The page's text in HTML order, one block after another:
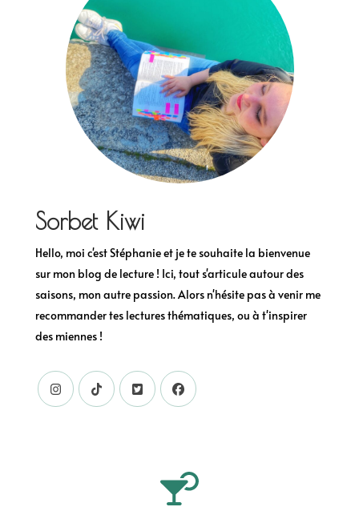
Sorbet Kiwi
Hello, moi c'est Stéphanie et je te souhaite la bienvenue
sur mon blog de lecture ! Ici, tout s'articule autour des
saisons, mon autre passion. Alors n'hésite pas à venir me
recommander tes lectures thématiques, ou à t'inspirer
des miennes !